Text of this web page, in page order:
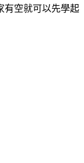
有空就可以先學起